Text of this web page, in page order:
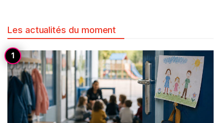
Les actualités du moment